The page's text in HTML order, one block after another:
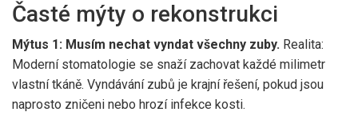
Časté mýty o rekonstrukci
Mýtus 1: Musím nechat vyndat všechny zuby. Realita:
Moderní stomatologie se snaží zachovat každé milimetr
vlastní tkáně. Vyndávání zubů je krajní řešení, pokud jsou
naprosto zničeni nebo hrozí infekce kosti.